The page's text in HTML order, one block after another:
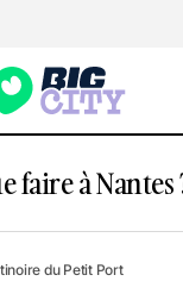
faire à Nantes
du Petit Port